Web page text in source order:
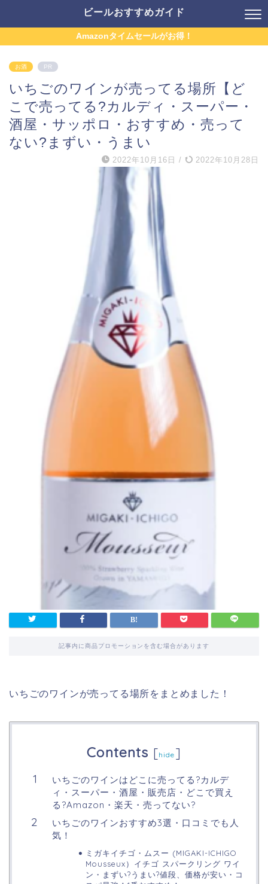
ビールおすすめガイド
Amazonタイムセールがお得！
お酒 PR
いちごのワインが売ってる場所【ど
こで売ってる?カルディ・スーパー・
酒屋・サッポロ・おすすめ・売って
ない?まずい・うまい
2022年10月16日 / 2022年10月28日
記事内に商品プロモーションを含む場合があります
いちごのワインが売ってる場所をまとめました！
Contents [hide ]
いちごのワインはどこに売ってる?カルデ
ィ・スーパー・酒屋・販売店・どこで買え
る?Amazon・楽天・売ってない?
いちごのワインおすすめ3選・口コミでも人
気！
ミガキイチゴ・ムスー (MIGAKI-ICHIGO
Mousseux）イチゴ スパークリング ワイ
ン・まずい?うまい?値段、価格が安い・コ